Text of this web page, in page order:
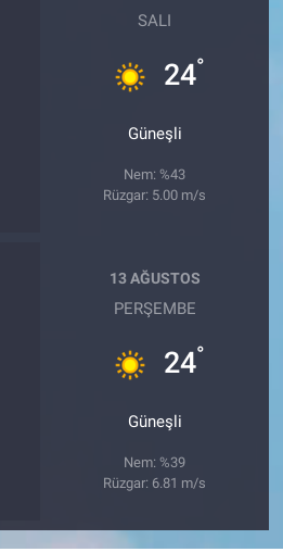
SALI
24°
Güneşli
Nem: %43
Rüzgar: 5.00 m/s
13 AĞUSTOS
PERŞEMBE
24°
Güneşli
Nem: %39
Rüzgar: 6.81 m/s